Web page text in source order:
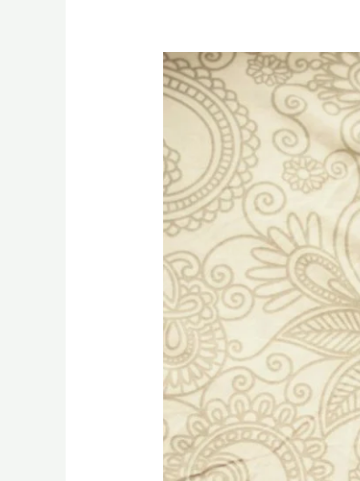
Enürezis
Nokturna